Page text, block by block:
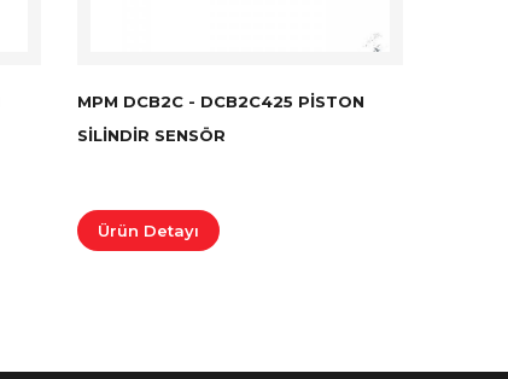
MPM DCB2C - DCB2C425 PISTON
SILINDIR SENSÖR
Ürün Detayı